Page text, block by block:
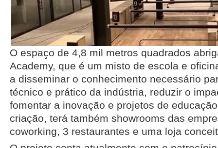
O espaço de 4,8 mil metros quadrados
Academy, que é um misto de escola e
a disseminar o conhecimento necessário
técnico e prático da indústria, reduzir o
fomentar a inovação e projetos de
criação, terá também showrooms das
coworking, 3 restaurantes e uma loja